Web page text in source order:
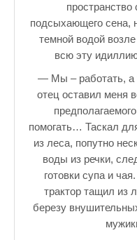
Отечество нам Царское
Тренеры по
Звездное видео
Лучшие рассказы
♪♫Рассказы 4★
пространство
подсыхающего сена,
темной водой
всю эту
— Мы – работать, а
отец оставил меня
помогать… Таскал
из леса, попутно
воды из речки,
готовки супа и
трактор тащил из
березу